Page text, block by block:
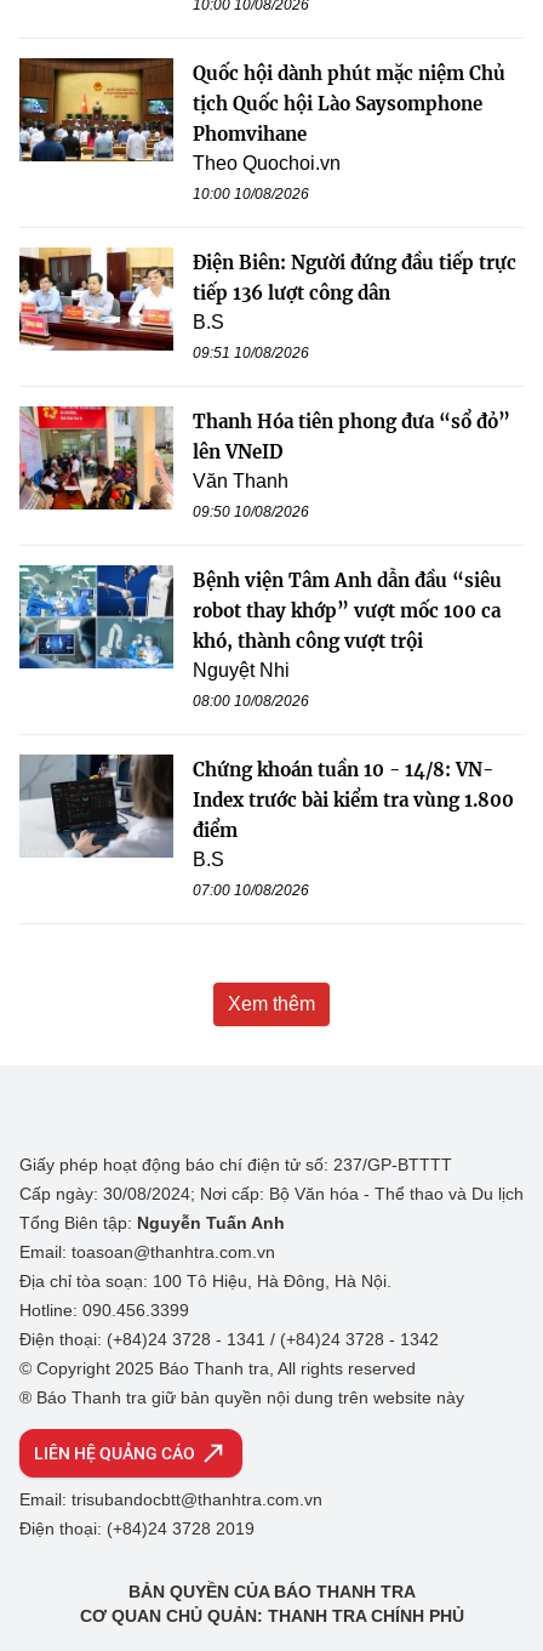
10:00 10/08/2026
Quốc hội dành phút mặc niệm Chủ
tịch Quốc hội Lào Saysomphone
Phomvihane
Theo Quochoi.vn
10:00 10/08/2026
Điện Biên: Người đứng đầu tiếp trực
tiếp 136 lượt công dân
B.S
09:51 10/08/2026
Thanh Hóa tiên phong đưa “sổ đỏ”
lên VNeID
Văn Thanh
09:50 10/08/2026
Bệnh viện Tâm Anh dẫn đầu “siêu
robot thay khớp” vượt mốc 100 ca
khó, thành công vượt trội
Nguyệt Nhi
08:00 10/08/2026
Chứng khoán tuần 10 - 14/8: VN-
Index trước bài kiểm tra vùng 1.800
điểm
B.S
07:00 10/08/2026
Xem thêm
Giấy phép hoạt động báo chí điện tử số: 237/GP-BTTTT
Cấp ngày: 30/08/2024; Nơi cấp: Bộ Văn hóa - Thể thao và Du lịch
Tổng Biên tập: Nguyễn Tuấn Anh
Email: toasoan@thanhtra.com.vn
Địa chỉ tòa soạn: 100 Tô Hiệu, Hà Đông, Hà Nội.
Hotline: 090.456.3399
Điện thoại: (+84)24 3728 - 1341 / (+84)24 3728 - 1342
© Copyright 2025 Báo Thanh tra, All rights reserved
® Báo Thanh tra giữ bản quyền nội dung trên website này
LIÊN HỆ QUẢNG CÁO
Email: trisubandocbtt@thanhtra.com.vn
Điện thoại: (+84)24 3728 2019
BẢN QUYỀN CỦA BÁO THANH TRA
CƠ QUAN CHỦ QUẢN: THANH TRA CHÍNH PHỦ